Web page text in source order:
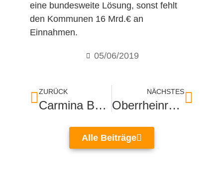
eine bundesweite Lösung, sonst fehlt
den Kommunen 16 Mrd.€ an
Einnahmen.
05/06/2019
ZURÜCK
Carmina Burana im Festspielhaus
NÄCHSTES
Oberrheinrat macht bessere Verkehrsverbindungen zum Thema
Alle Beiträge